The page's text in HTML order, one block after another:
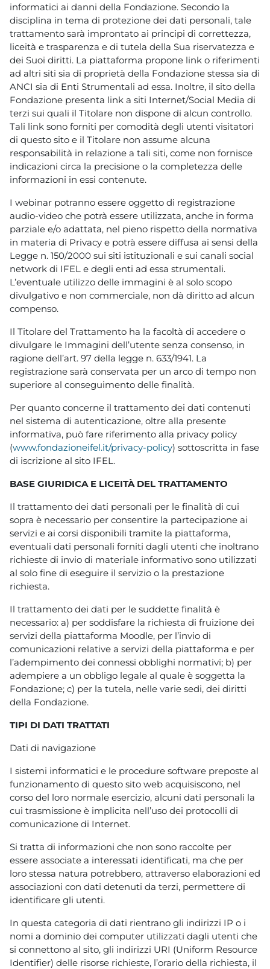
informatici ai danni della Fondazione. Secondo la
disciplina in tema di protezione dei dati personali, tale
trattamento sarà improntato ai principi di correttezza,
liceità e trasparenza e di tutela della Sua riservatezza e
dei Suoi diritti. La piattaforma propone link o riferimenti
ad altri siti sia di proprietà della Fondazione stessa sia di
ANCI sia di Enti Strumentali ad essa. Inoltre, il sito della
Fondazione presenta link a siti Internet/Social Media di
terzi sui quali il Titolare non dispone di alcun controllo.
Tali link sono forniti per comodità degli utenti visitatori
di questo sito e il Titolare non assume alcuna
responsabilità in relazione a tali siti, come non fornisce
indicazioni circa la precisione o la completezza delle
informazioni in essi contenute.
I webinar potranno essere oggetto di registrazione
audio-video che potrà essere utilizzata, anche in forma
parziale e/o adattata, nel pieno rispetto della normativa
in materia di Privacy e potrà essere diffusa ai sensi della
Legge n. 150/2000 sui siti istituzionali e sui canali social
network di IFEL e degli enti ad essa strumentali.
L’eventuale utilizzo delle immagini è al solo scopo
divulgativo e non commerciale, non dà diritto ad alcun
compenso.
Il Titolare del Trattamento ha la facoltà di accedere o
divulgare le Immagini dell’utente senza consenso, in
ragione dell’art. 97 della legge n. 633/1941. La
registrazione sarà conservata per un arco di tempo non
superiore al conseguimento delle finalità.
Per quanto concerne il trattamento dei dati contenuti
nel sistema di autenticazione, oltre alla presente
informativa, può fare riferimento alla privacy policy
(www.fondazioneifel.it/privacy-policy) sottoscritta in fase
di iscrizione al sito IFEL.
BASE GIURIDICA E LICEITÀ DEL TRATTAMENTO
Il trattamento dei dati personali per le finalità di cui
sopra è necessario per consentire la partecipazione ai
servizi e ai corsi disponibili tramite la piattaforma,
eventuali dati personali forniti dagli utenti che inoltrano
richieste di invio di materiale informativo sono utilizzati
al solo fine di eseguire il servizio o la prestazione
richiesta.
Il trattamento dei dati per le suddette finalità è
necessario: a) per soddisfare la richiesta di fruizione dei
servizi della piattaforma Moodle, per l’invio di
comunicazioni relative a servizi della piattaforma e per
l’adempimento dei connessi obblighi normativi; b) per
adempiere a un obbligo legale al quale è soggetta la
Fondazione; c) per la tutela, nelle varie sedi, dei diritti
della Fondazione.
TIPI DI DATI TRATTATI
Dati di navigazione
I sistemi informatici e le procedure software preposte al
funzionamento di questo sito web acquisiscono, nel
corso del loro normale esercizio, alcuni dati personali la
cui trasmissione è implicita nell’uso dei protocolli di
comunicazione di Internet.
Si tratta di informazioni che non sono raccolte per
essere associate a interessati identificati, ma che per
loro stessa natura potrebbero, attraverso elaborazioni ed
associazioni con dati detenuti da terzi, permettere di
identificare gli utenti.
In questa categoria di dati rientrano gli indirizzi IP o i
nomi a dominio dei computer utilizzati dagli utenti che
si connettono al sito, gli indirizzi URI (Uniform Resource
Identifier) delle risorse richieste, l’orario della richiesta, il